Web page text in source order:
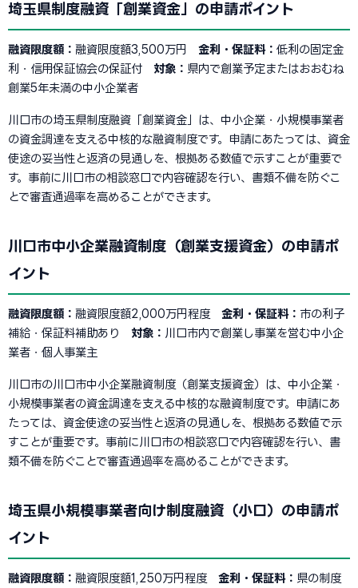
埼玉県制度融資「創業資金」の申請ポイント
融資限度額： 融資限度額3,500万円 金利・保証料： 低利の固定金
利・信用保証協会の保証付 対象： 県内で創業予定またはおおむね
創業5年未満の中小企業者
川口市の埼玉県制度融資「創業資金」は、中小企業・小規模事業者
の資金調達を支える中核的な融資制度です。申請にあたっては、資金
使途の妥当性と返済の見通しを、根拠ある数値で示すことが重要で
す。事前に川口市の相談窓口で内容確認を行い、書類不備を防ぐこ
とで審査通過率を高めることができます。
川口市中小企業融資制度（創業支援資金）の申請ポ
イント
融資限度額： 融資限度額2,000万円程度 金利・保証料： 市の利子
補給・保証料補助あり 対象： 川口市内で創業し事業を営む中小企
業者・個人事業主
川口市の川口市中小企業融資制度（創業支援資金）は、中小企業・
小規模事業者の資金調達を支える中核的な融資制度です。申請にあ
たっては、資金使途の妥当性と返済の見通しを、根拠ある数値で示
すことが重要です。事前に川口市の相談窓口で内容確認を行い、書
類不備を防ぐことで審査通過率を高めることができます。
埼玉県小規模事業者向け制度融資（小口）の申請ポ
イント
融資限度額： 融資限度額1,250万円程度 金利・保証料： 県の制度